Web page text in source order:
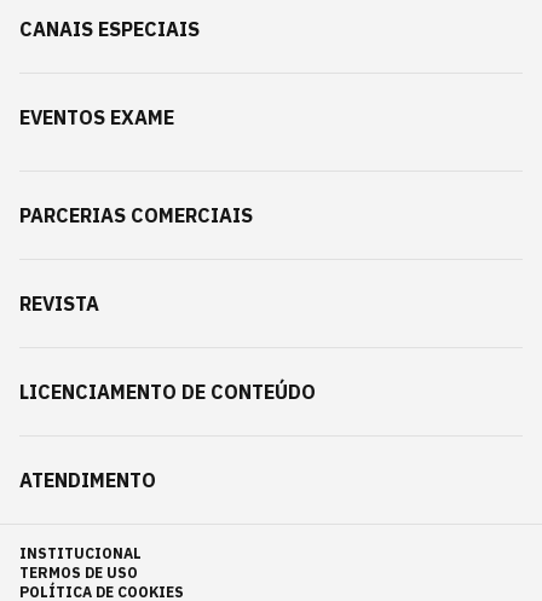
CANAIS ESPECIAIS
EVENTOS EXAME
PARCERIAS COMERCIAIS
REVISTA
LICENCIAMENTO DE CONTEÚDO
ATENDIMENTO
INSTITUCIONAL
TERMOS DE USO
POLÍTICA DE COOKIES